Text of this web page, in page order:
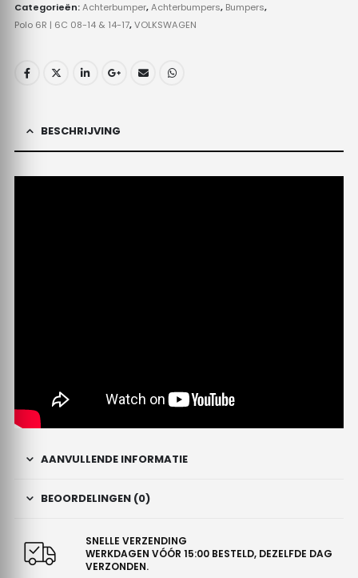
Categorieën:Achterbumper,Achterbumpers, Bumpers,
Polo 6R | 6C 08-14 & 14-17,VOLKSWAGEN
BESCHRIJVING
AANVULLENDE INFORMATIE
BEOORDELINGEN (0)
SNELLE VERZENDING
WERKDAGEN VÓÓR 15:00 BESTELD, DEZELFDE DAG
VERZONDEN.